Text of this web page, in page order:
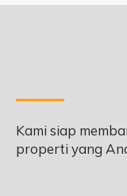
Kami siap
properti yang